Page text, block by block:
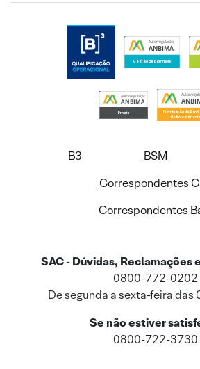
B3 BSM
Correspondentes
Correspondentes
SAC - Dúvidas, Reclamações
0800-772-0202
De segunda a sexta-feira das
Se não estiver
0800-722-3730